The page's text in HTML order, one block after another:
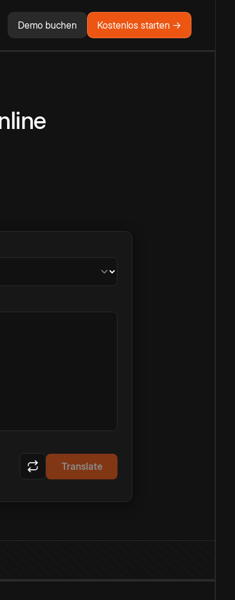
Demo buchen Kostenlos starten →
Translate